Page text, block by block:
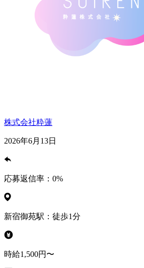
株式会社粋蓮
2026年6月13日
応募返信率： 0%
新宿御苑駅：徒歩1分
時給1,500円〜